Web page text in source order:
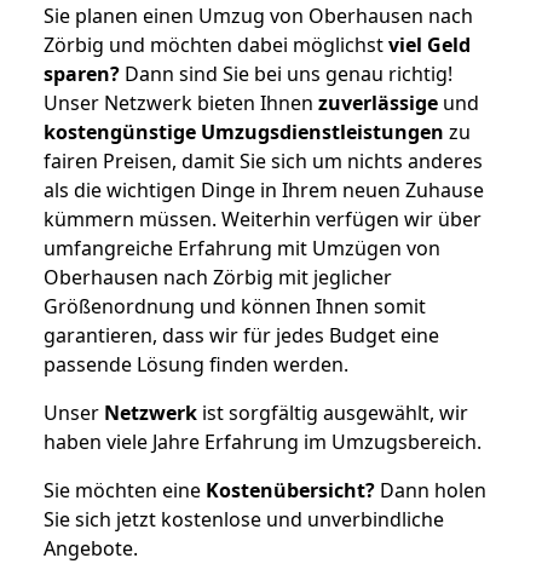
Sie planen einen Umzug von Oberhausen nach
Zörbig und möchten dabei möglichstviel Geld
sparen? Dann sind Sie bei uns genau richtig!
Unser Netzwerk bieten Ihnen zuverlässige und
kostengünstige Umzugsdienstleistungen zu
fairen Preisen, damit Sie sich um nichts anderes
als die wichtigen Dinge in Ihrem neuen Zuhause
kümmern müssen. Weiterhin verfügen wir über
umfangreiche Erfahrung mit Umzügen von
Oberhausen nach Zörbig mit jeglicher
Größenordnung und können Ihnen somit
garantieren, dass wir für jedes Budget eine
passende Lösung finden werden.
Unser Netzwerk ist sorgfältig ausgewählt, wir
haben viele Jahre Erfahrung im Umzugsbereich.
Sie möchten eine Kostenübersicht? Dann holen
Sie sich jetzt kostenlose und unverbindliche
Angebote.